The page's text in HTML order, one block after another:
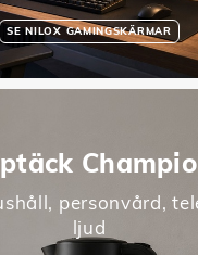
SE NILOX GAMINGSKÄRMAR
personvård,
ljud